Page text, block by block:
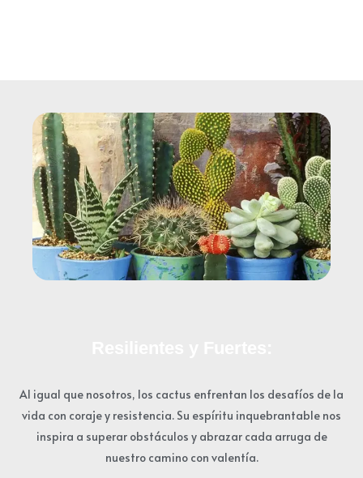
Al igual que nosotros, los cactus enfrentan los desafíos de la
vida con coraje y resistencia. Su espíritu inquebrantable nos
inspira a superar obstáculos y abrazar cada arruga de
nuestro camino con valentía.